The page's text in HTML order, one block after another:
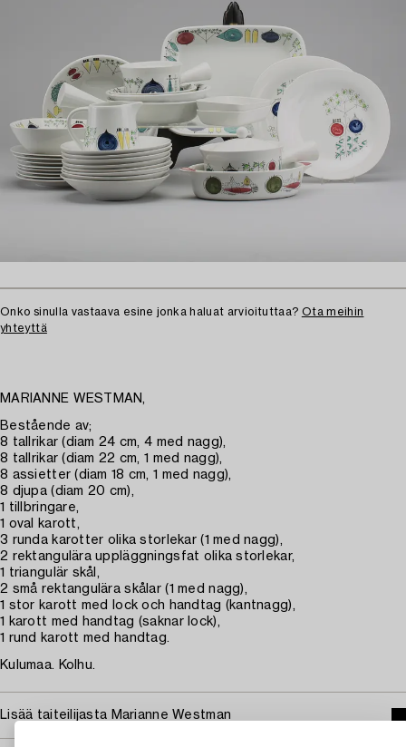
Onko sinulla vastaava esine jonka haluat arvioituttaa? Ota meihin
yhteyttä
MARIANNE WESTMAN,
Bestående av;
8 tallrikar (diam 24 cm, 4 med nagg),
8 tallrikar (diam 22 cm, 1 med nagg),
8 assietter (diam 18 cm, 1 med nagg),
8 djupa (diam 20 cm),
1 tillbringare,
1 oval karott,
3 runda karotter olika storlekar (1 med nagg),
2 rektangulära uppläggningsfat olika storlekar,
1 triangulär skål,
2 små rektangulära skålar (1 med nagg),
1 stor karott med lock och handtag (kantnagg),
1 karott med handtag (saknar lock),
1 rund karott med handtag.
Kulumaa. Kolhu.
Lisää taiteilijasta Marianne Westman